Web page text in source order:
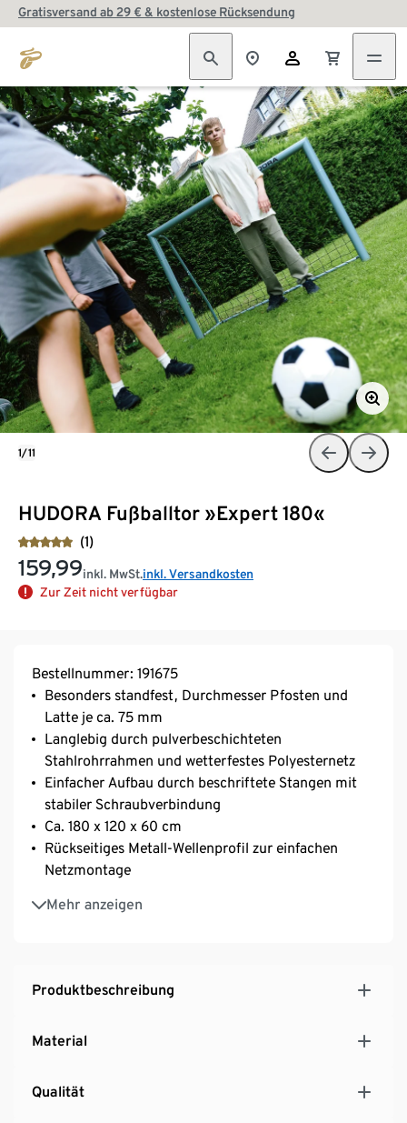
Gratisversand ab 29 € & kostenlose Rücksendung
HUDORA Fußballtor »Expert 180«
(1)
159,99inkl. MwSt.inkl. Versandkosten
Zur Zeit nicht verfügbar
1/11
Bestellnummer: 191675
Besonders standfest, Durchmesser Pfosten und
Latte je ca. 75 mm
Langlebig durch pulverbeschichteten
Stahlrohrrahmen und wetterfestes Polyesternetz
Einfacher Aufbau durch beschriftete Stangen mit
stabiler Schraubverbindung
Ca. 180 x 120 x 60 cm
Rückseitiges Metall-Wellenprofil zur einfachen
Netzmontage
Mehr anzeigen
Maschenweite ca. 10 cm
Inkl. 5 Heringen zur Standfixierung
Produktbeschreibung
Material
Qualität